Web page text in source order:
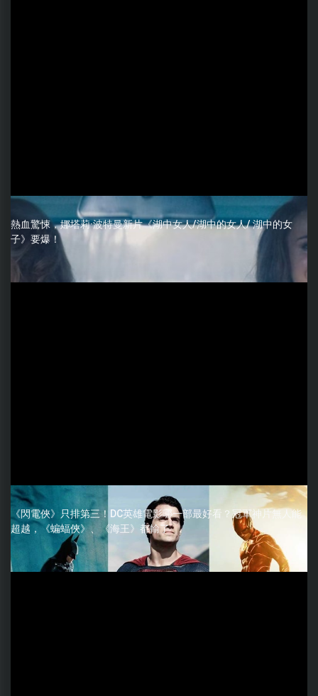
熱血驚悚，娜塔莉·波特曼新片《湖中女人/湖中的女人/ 湖中的女
子》要爆！
《閃電俠》只排第三！DC英雄電影哪一部最好看？冠軍神片無人能
超越，《蝙蝠俠》、《海王》都輸了